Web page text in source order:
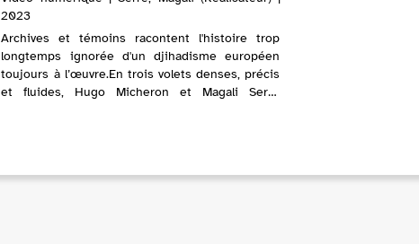
2023
Archives et témoins racontent l'histoire trop
longtemps ignorée d'un djihadisme européen
toujours à l’œuvre.En trois volets denses, précis
et fluides, Hugo Micheron et Magali Serre